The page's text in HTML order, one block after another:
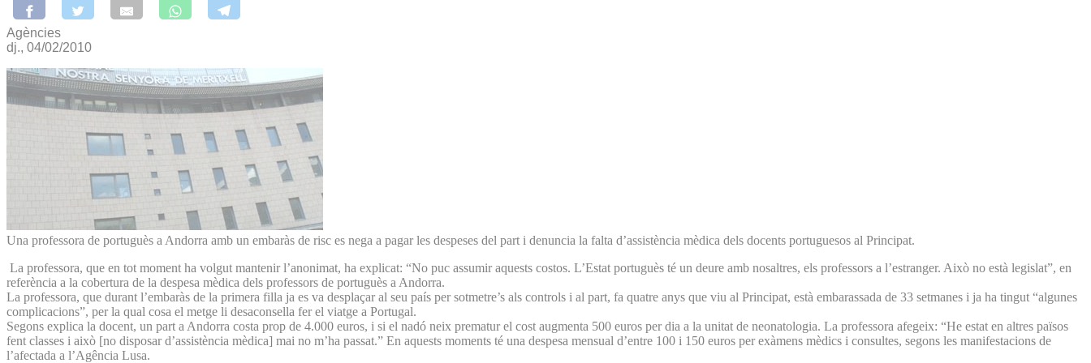
Agències
dj., 04/02/2010
Una professora de portuguès a Andorra amb un embaràs de risc es nega a pagar les despeses del part i denuncia la falta d’assistència mèdica dels docents portuguesos al Principat.
La professora, que en tot moment ha volgut mantenir l’anonimat, ha explicat: “No puc assumir aquests costos. L’Estat portuguès té un deure amb nosaltres, els professors a l’estranger. Això no està legislat”, en
referència a la cobertura de la despesa mèdica dels professors de portuguès a Andorra.
La professora, que durant l’embaràs de la primera filla ja es va desplaçar al seu país per sotmetre’s als controls i al part, fa quatre anys que viu al Principat, està embarassada de 33 setmanes i ja ha tingut “algunes
complicacions”, per la qual cosa el metge li desaconsella fer el viatge a Portugal.
Segons explica la docent, un part a Andorra costa prop de 4.000 euros, i si el nadó neix prematur el cost augmenta 500 euros per dia a la unitat de neonatologia. La professora afegeix: “He estat en altres països
fent classes i això [no disposar d’assistència mèdica] mai no m’ha passat.” En aquests moments té una despesa mensual d’entre 100 i 150 euros per exàmens mèdics i consultes, segons les manifestacions de
l’afectada a l’Agência Lusa.